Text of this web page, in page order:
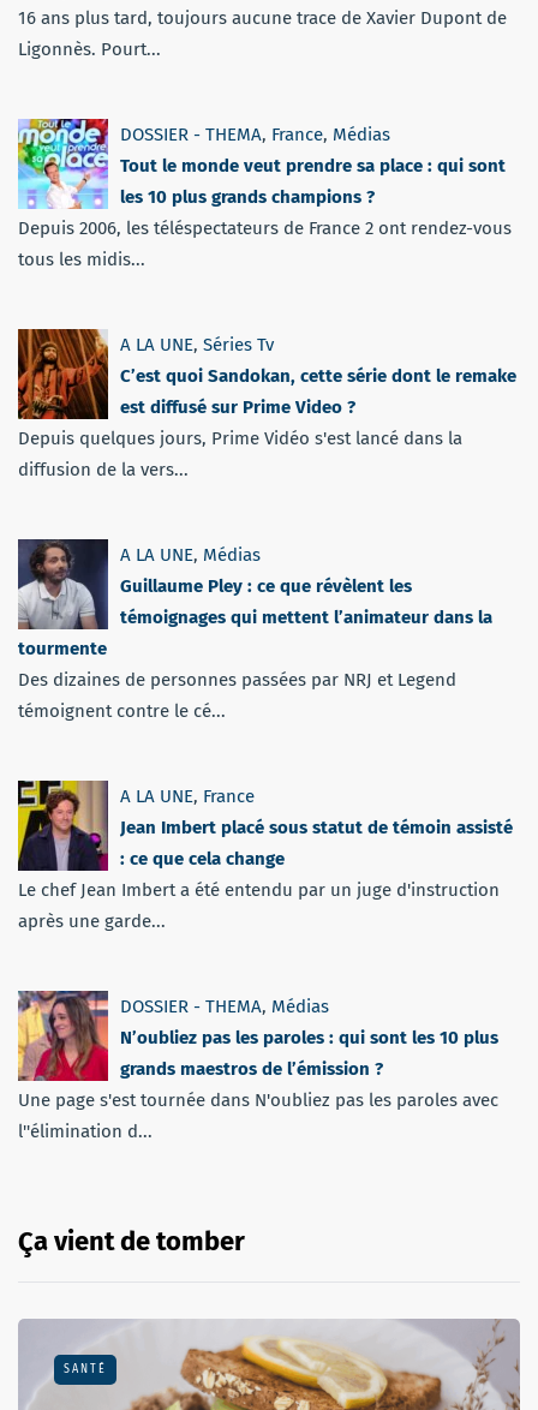
16 ans plus tard, toujours aucune trace de Xavier Dupont de
Ligonnès. Pourt...
DOSSIER - THEMA, France, Médias
Tout le monde veut prendre sa place : qui sont
les 10 plus grands champions ?
Depuis 2006, les téléspectateurs de France 2 ont rendez-vous
tous les midis...
A LA UNE, Séries Tv
C’est quoi Sandokan, cette série dont le remake
est diffusé sur Prime Video ?
Depuis quelques jours, Prime Vidéo s'est lancé dans la
diffusion de la vers...
A LA UNE, Médias
Guillaume Pley : ce que révèlent les
témoignages qui mettent l’animateur dans la
tourmente
Des dizaines de personnes passées par NRJ et Legend
témoignent contre le cé...
A LA UNE, France
Jean Imbert placé sous statut de témoin assisté
: ce que cela change
Le chef Jean Imbert a été entendu par un juge d'instruction
après une garde...
DOSSIER - THEMA, Médias
N’oubliez pas les paroles : qui sont les 10 plus
grands maestros de l’émission ?
Une page s'est tournée dans N'oubliez pas les paroles avec
l''élimination d...
Ça vient de tomber
SANTÉ